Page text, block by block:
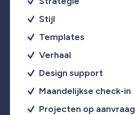
Stijl
Templates
Verhaal
Design support
Maandelijkse check-in
Projecten op aanvraag